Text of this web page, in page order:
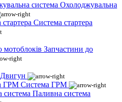
Охолоджувальна
Система стартера
Запчастини до
Двигун
Система ГРМ
Паливна система